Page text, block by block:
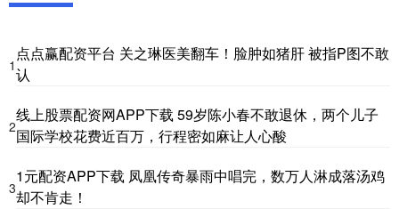
1
点点赢配资平台 关之琳医美翻车！脸肿如猪肝 被指P图不敢
认
2
线上股票配资网APP下载 59岁陈小春不敢退休，两个儿子
国际学校花费近百万，行程密如麻让人心酸
3
1元配资APP下载 凤凰传奇暴雨中唱完，数万人淋成落汤鸡
却不肯走！